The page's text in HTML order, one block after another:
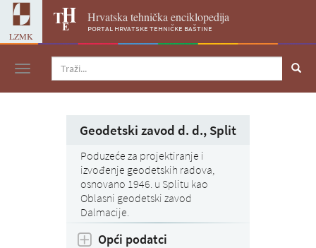
LZMK
Hrvatska tehnička enciklopedija
portal hrvatske tehničke baštine
Navigacija
Geodetski zavod d. d., Split
Poduzeće za projektiranje i
izvođenje geodetskih radova,
osnovano 1946. u Splitu kao
Oblasni geodetski zavod
Dalmacije.
Opći podatci